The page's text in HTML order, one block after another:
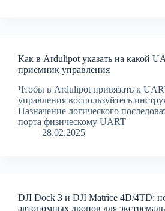
Как в Ardulipot указать на какой
приемник управления
Чтобы в Ardulipot привязать к
управления воспользуйтесь
Назначение логического
порта физическому UART
28.02.2025
DJI Dock 3 и DJI Matrice 4D/4TD:
автономных дронов для